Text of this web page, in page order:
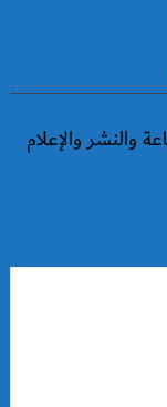
والإعلام